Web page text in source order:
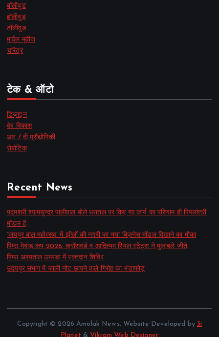
बॉलीवुड
हॉलीवुड
टॉलीवुड
मार्वल मूवीज
चरित्र
टेक & ऑटो
डिज़ाइन
वेब विकास
आर / वी प्रौद्योगिकी
रोबोटिक
Recent News
पद्मश्री श्यामसुन्दर पालीवाल बोले धरातल पर किए गए कार्य का परिणाम ही पिपलांत्री
मॉडल है
‘जयपुर बाल महोत्सव’ में झीलों की नगरी का नया बिज़नेस मॉडल दिखाने का मौका
पिम्स मेवाड़ कप 2026: क्रॉसवर्ड व आदित्यम रियल स्टेट्स ने मुकाबले जीते
पिम्स अस्पताल उमरडा में रक्तदान शिविर
उदयपुर संभाग में जाली नोट छापने वाले गिरोह का भंडाफोड़
Copyright © 2026 Amolak News. Website Developed by 3i
Planet & Vikram Web Designer